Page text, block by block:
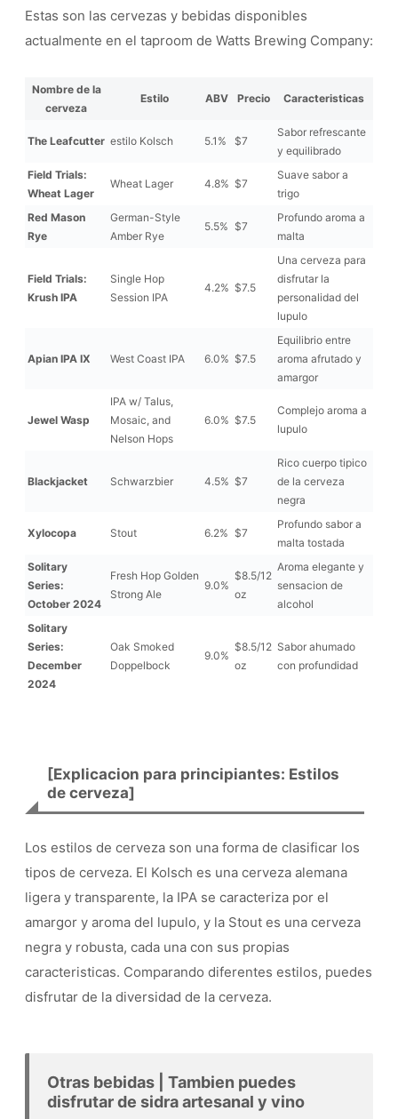
Estas son las cervezas y bebidas disponibles
actualmente en el taproom de Watts Brewing Company:
Nombre de la
cerveza
Estilo ABV Precio Caracteristicas
The Leafcutter estilo Kolsch 5.1% $7
Sabor refrescante
y equilibrado
Field Trials:
Wheat Lager
Wheat Lager 4.8% $7
Suave sabor a
trigo
Red Mason
Rye
German-Style
Amber Rye
5.5% $7
Profundo aroma a
malta
Field Trials:
Krush IPA
Single Hop
Session IPA
4.2% $7.5
Una cerveza para
disfrutar la
personalidad del
lupulo
Apian IPA IX West Coast IPA 6.0% $7.5
Equilibrio entre
aroma afrutado y
amargor
Jewel Wasp
IPA w/ Talus,
Mosaic, and
Nelson Hops
6.0% $7.5
Complejo aroma a
lupulo
Blackjacket Schwarzbier 4.5% $7
Rico cuerpo tipico
de la cerveza
negra
Xylocopa Stout 6.2% $7
Profundo sabor a
malta tostada
Solitary
Series:
October 2024
Fresh Hop Golden
Strong Ale
9.0%
$8.5/12
oz
Aroma elegante y
sensacion de
alcohol
Solitary
Series:
December
2024
Oak Smoked
Doppelbock
9.0%
$8.5/12
oz
Sabor ahumado
con profundidad
[Explicacion para principiantes: Estilos
de cerveza]
Los estilos de cerveza son una forma de clasificar los
tipos de cerveza. El Kolsch es una cerveza alemana
ligera y transparente, la IPA se caracteriza por el
amargor y aroma del lupulo, y la Stout es una cerveza
negra y robusta, cada una con sus propias
caracteristicas. Comparando diferentes estilos, puedes
disfrutar de la diversidad de la cerveza.
Otras bebidas | Tambien puedes
disfrutar de sidra artesanal y vino